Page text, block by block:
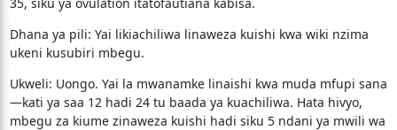
​Dhana ya pili: Yai likiachiliwa linaweza kuishi kwa wiki nzima
ukeni kusubiri mbegu.
​Ukweli: Uongo. Yai la mwanamke linaishi kwa muda mfupi sana
—kati ya saa 12 hadi 24 tu baada ya kuachiliwa. Hata hivyo,
mbegu za kiume zinaweza kuishi hadi siku 5 ndani ya mwili wa